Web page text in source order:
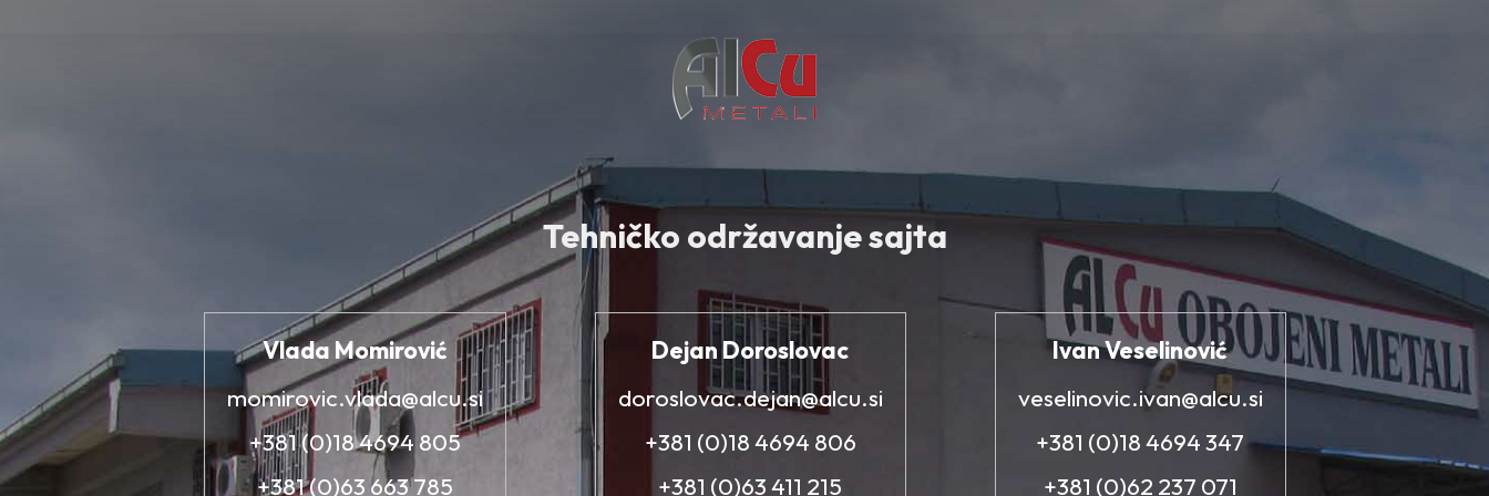
Tehničko održavanje sajta
Vlada Momirović
momirovic.vlada@alcu.si
+381 (0)18 4694 805
+381 (0)63 663 785
Dejan Doroslovac
doroslovac.dejan@alcu.si
+381 (0)18 4694 806
+381 (0)63 411 215
Ivan Veselinović
veselinovic.ivan@alcu.si
+381 (0)18 4694 347
+381 (0)62 237 071